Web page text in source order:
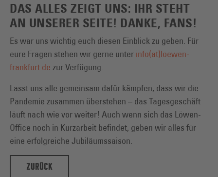
DAS ALLES ZEIGT UNS: IHR STEHT
AN UNSERER SEITE! DANKE, FANS!
Es war uns wichtig euch diesen Einblick zu geben. Für
eure Fragen stehen wir gerne unter info(at)loewen-
frankfurt.de zur Verfügung.
Lasst uns alle gemeinsam dafür kämpfen, dass wir die
Pandemie zusammen überstehen – das Tagesgeschäft
läuft nach wie vor weiter! Auch wenn sich das Löwen-
Office noch in Kurzarbeit befindet, geben wir alles für
eine erfolgreiche Jubiläumssaison.
ZURÜCK